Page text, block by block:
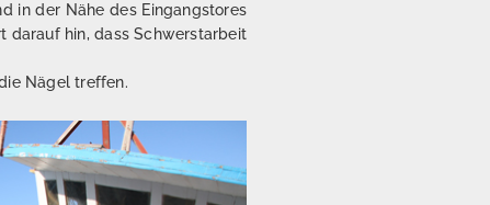
in der Nähe des Eingangstores
darauf hin, dass Schwerstarbeit
Nägel treffen.